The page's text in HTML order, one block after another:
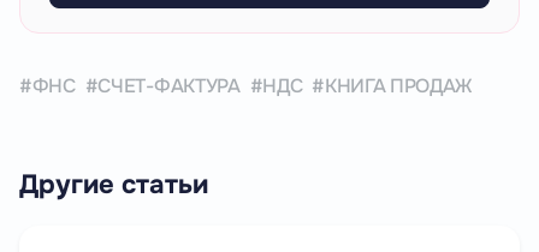
ФНС СЧЕТ-ФАКТУРА НДС КНИГА ПРОДАЖ
Другие статьи